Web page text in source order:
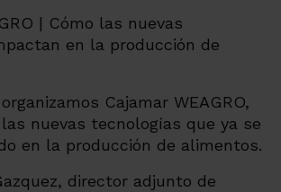
| Cómo las nuevas
en la producción de
Cajamar WEAGRO,
nuevas tecnologías que ya se
en la producción de alimentos.
director adjunto de